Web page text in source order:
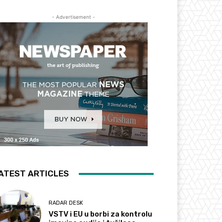
- Advertisement -
ARTICLES
RADAR DESK
VSTV i EU u borbi za kontrolu